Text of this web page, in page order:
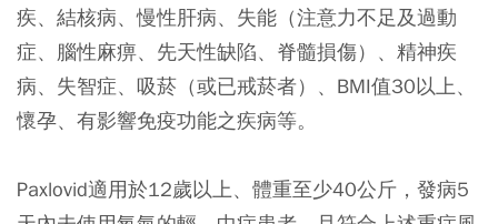
疾、結核病、慢性肝病、失能（注意力不足及過動
症、腦性麻痹、先天性缺陷、脊髓損傷）、精神疾
病、失智症、吸菸（或已戒菸者）、BMI值30以上、
懷孕、有影響免疫功能之疾病等。
Paxlovid適用於12歲以上、體重至少40公斤，發病5